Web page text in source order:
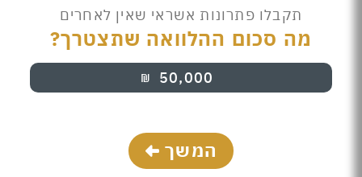
תקבלו פתרונות אשראי שאין לאחרים
מה סכום ההלוואה שתצטרך?
50,000
₪
המשך